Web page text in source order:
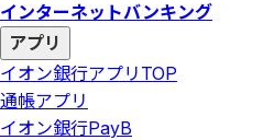
インターネットバンキング
アプリ
イオン銀行アプリ TOP
通帳アプリ
イオン銀行PayB